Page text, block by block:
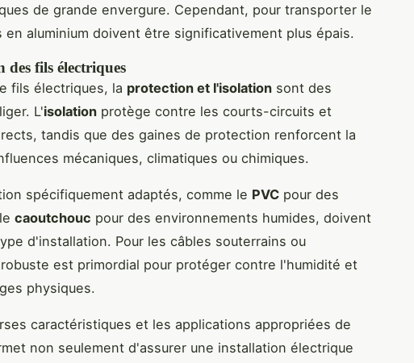
de grande envergure. Cependant, pour transporter le
en aluminium doivent être significativement plus épais.
des fils électriques
fils électriques, la protection et l'isolation sont des
L'isolation protège contre les courts-circuits et
tandis que des gaines de protection renforcent la
mécaniques, climatiques ou chimiques.
spécifiquement adaptés, comme le PVC pour des
caoutchouc pour des environnements humides, doivent
d'installation. Pour les câbles souterrains ou
est primordial pour protéger contre l'humidité et
physiques.
caractéristiques et les applications appropriées de
non seulement d'assurer une installation électrique